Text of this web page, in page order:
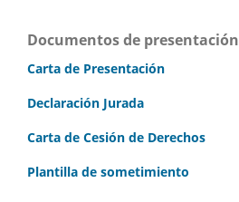
Documentos de presentación
Carta de Presentación
Declaración Jurada
Carta de Cesión de Derechos
Plantilla de sometimiento